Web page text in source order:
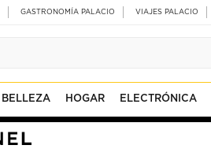
GASTRONOMÍA PALACIO VIAJES PALACIO
BELLEZA HOGAR ELECTRÓNICA